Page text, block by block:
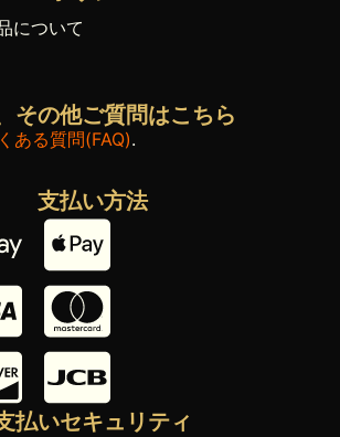
について
その他ご質問はこちら
ある質問(FAQ).
支払い方法
払いセキュリティ